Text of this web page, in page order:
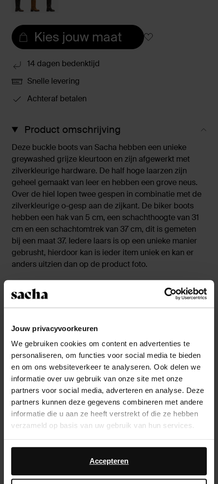
Jouw privacyvoorkeuren
We gebruiken cookies om content en advertenties te
personaliseren, om functies voor social media te bieden
en om ons websiteverkeer te analyseren. Ook delen we
informatie over uw gebruik van onze site met onze
partners voor social media, adverteren en analyse. Deze
partners kunnen deze gegevens combineren met andere
informatie die u aan ze heeft verstrekt of die ze hebben
verzameld op basis van uw gebruik van hun services.
Daarnaast werken wij samen met Google voor
advertentie- en meetdoeleinden. Meer informatie over
hoe Google uw persoonsgegevens gebruikt, vindt u op
Accepteren
Kies jouw maat
14 dagen bedenktijd
Snelle levering
Achteraf betalen
Product omschrijving
Deze buckle boots van Sacha hebben een unieke
greywashed grijze kleurtoon en zijn afgewerkt met
zilverkleurige hardware. De half hoge laarzen zijn
geheel gemaakt van leer en hebben een grove neus.
Over de hiel lopen twee gespen in combinatie met de
zilverkleurige o-gesp aan de zijkant. De biker boots
hebben een hak van 5 cm, een schachthoogte van 31
cm en een schachtomtrek van 37 cm, dit is gemeten
bij een maat 37. Iedere laars is op een unieke manier
gebrusht, hierdoor kan is ieder item uniek en kan er
anders uitzien dan op de product foto.
Product details
ga terug
Anderen kochten ook
Item